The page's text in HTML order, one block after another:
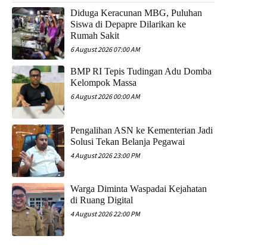
Diduga Keracunan MBG, Puluhan
Siswa di Depapre Dilarikan ke
Rumah Sakit
6 August 2026 07:00 AM
​BMP RI Tepis Tudingan Adu Domba
Kelompok Massa
6 August 2026 00:00 AM
Pengalihan ASN ke Kementerian Jadi
Solusi Tekan Belanja Pegawai
4 August 2026 23:00 PM
Warga Diminta Waspadai Kejahatan
di Ruang Digital
4 August 2026 22:00 PM